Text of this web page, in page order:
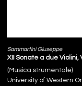
Sammartini Giuseppe
XII Sonate a due
(Musica strumentale)
University of Western